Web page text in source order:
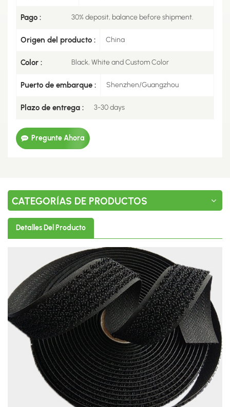
Pago : 30% deposit, balance before shipment.
Origen del producto : China
Color : Black, White and Custom Color
Puerto de embarque : Shenzhen/Guangzhou
Plazo de entrega : 3-30 days
Pregunte Ahora
CATEGORÍAS DE PRODUCTOS
Detalles Del Producto